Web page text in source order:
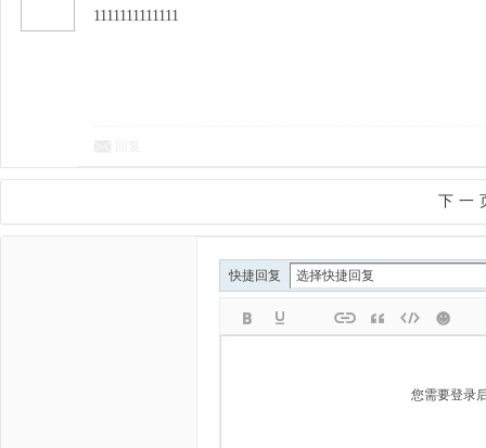
1111111111111
下一
快捷回复
您需要登录